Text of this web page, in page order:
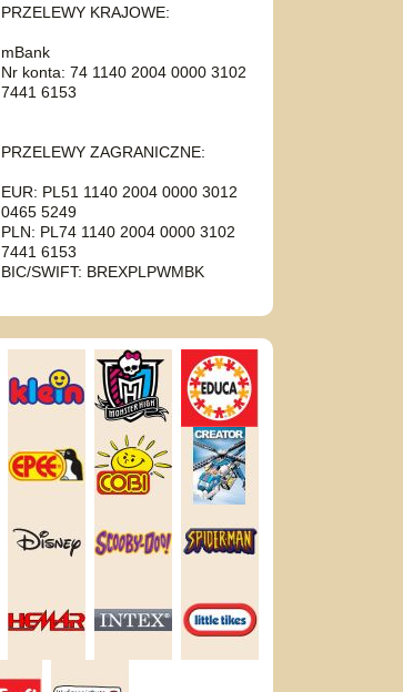
PRZELEWY KRAJOWE:
mBank
Nr konta: 74 1140 2004 0000 3102
7441 6153
PRZELEWY ZAGRANICZNE:
EUR: PL51 1140 2004 0000 3012
0465 5249
PLN: PL74 1140 2004 0000 3102
7441 6153
BIC/SWIFT: BREXPLPWMBK